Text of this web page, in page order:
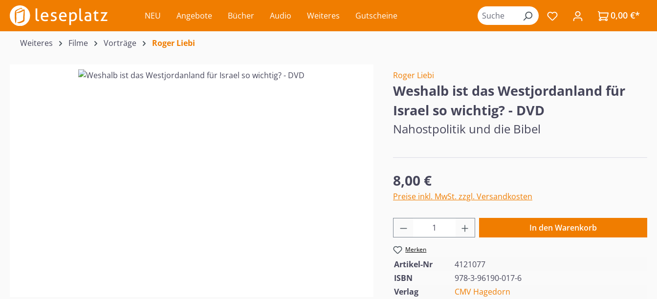
Hauptinhalt springen
Zur Suche springen
Zur Hauptnavigation springen NEU Angebote Bücher Audio Weiteres Gutscheine Du hast 0 Produkte auf
0,00 €*
Weiteres Filme Vorträge Roger Liebi
Bildergalerie überspringen Roger Liebi
Weshalb ist das Westjordanland für
Israel so wichtig? - DVD
Nahostpolitik und die Bibel
Regulärer Preis:
8,00 €
Preise inkl. MwSt. zzgl. Versandkosten
Produkt Anzahl: Gib den gewünschten Wert
In den Warenkorb
Merken
Artikel-Nr
4121077
ISBN
978-3-96190-017-6
Verlag
CMV Hagedorn